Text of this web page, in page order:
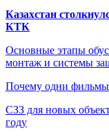
Казахстан
КТК
Основные этапы
монтаж и системы
Почему одни фильмы
СЗЗ для новых
году